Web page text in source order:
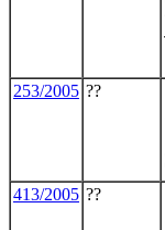
253/2005 ??
413/2005 ??